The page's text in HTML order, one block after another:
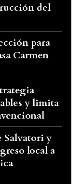
del
para
Carmen
y limita
Salvatori y
local a